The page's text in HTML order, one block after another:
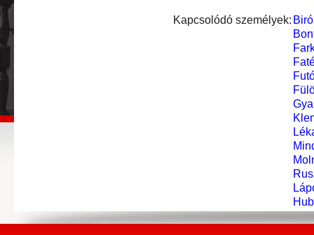
Kapcsolódó személyek: